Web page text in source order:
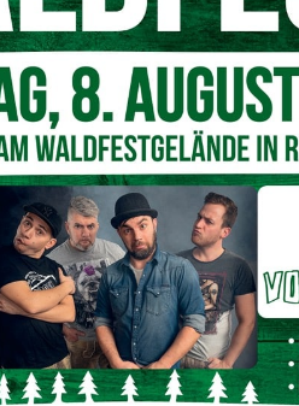
Eigengewicht durch Stahlqualität ST 52,
bei allen E-Winden (c) Zameter